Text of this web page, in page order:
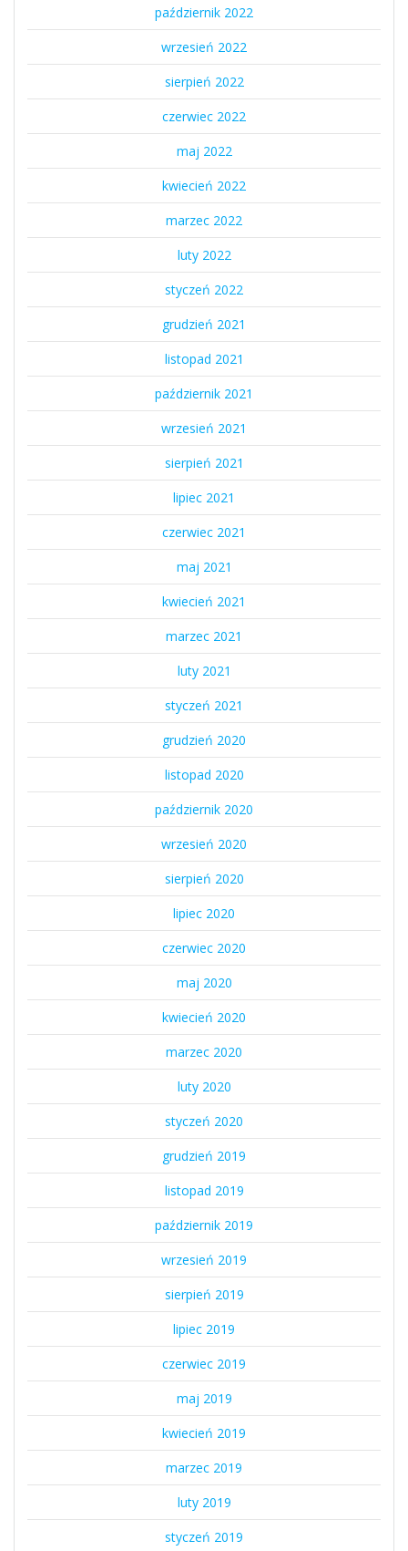
październik 2022
wrzesień 2022
sierpień 2022
czerwiec 2022
maj 2022
kwiecień 2022
marzec 2022
luty 2022
styczeń 2022
grudzień 2021
listopad 2021
październik 2021
wrzesień 2021
sierpień 2021
lipiec 2021
czerwiec 2021
maj 2021
kwiecień 2021
marzec 2021
luty 2021
styczeń 2021
grudzień 2020
listopad 2020
październik 2020
wrzesień 2020
sierpień 2020
lipiec 2020
czerwiec 2020
maj 2020
kwiecień 2020
marzec 2020
luty 2020
styczeń 2020
grudzień 2019
listopad 2019
październik 2019
wrzesień 2019
sierpień 2019
lipiec 2019
czerwiec 2019
maj 2019
kwiecień 2019
marzec 2019
luty 2019
styczeń 2019